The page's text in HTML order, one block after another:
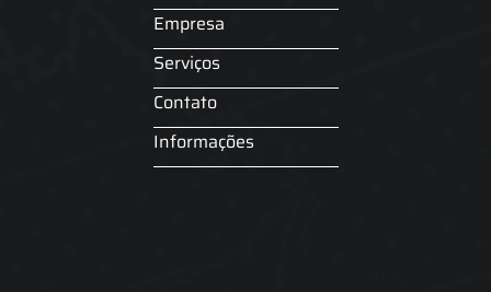
Empresa
Serviços
Contato
Informações